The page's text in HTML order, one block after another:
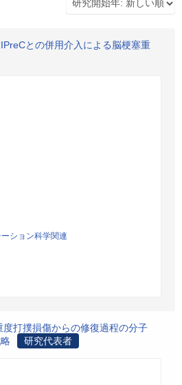
との併用介入による脳梗塞重
ション科学関連
度打撲損傷からの修復過程の分子
研究代表者